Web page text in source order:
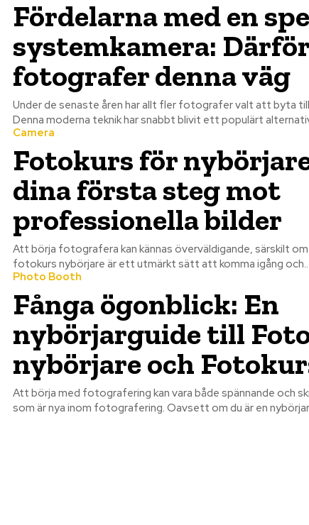
Fördelarna med en
systemkamera:
fotografer denna väg
Under de senaste åren har allt fler fotografer valt att byta
Denna moderna teknik har snabbt blivit ett populärt
Camera
Fotokurs för
dina första steg mot
professionella bilder
Att börja fotografera kan kännas överväldigande, särskilt om
fotokurs nybörjare är ett utmärkt sätt att komma igång och...
Photo Booth
Fånga ögonblick: En
nybörjarguide till
nybörjare och
Att börja med fotografering kan vara både spännande och
som är nya inom fotografering. Oavsett om du är en